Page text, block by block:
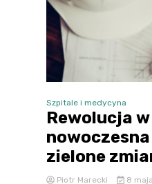
Szpitale i medycyna
Rewolucja
zielone
Piotr Marecki 8